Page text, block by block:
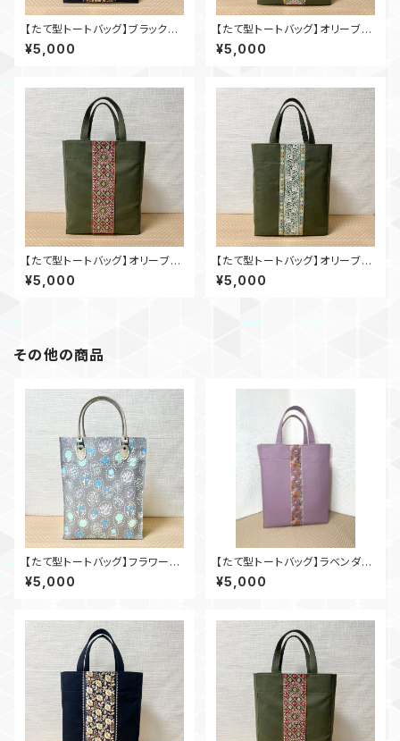
【たて型トートバッグ】ブラック×
インド刺繍_bl001
¥5,000
【たて型トートバッグ】オリーブ×
インド刺繍_ol003
¥5,000
【たて型トートバッグ】オリーブ×
インド刺繍_ol002
¥5,000
【たて型トートバッグ】オリーブ×
インド刺繍_ol001
¥5,000
その他の商品
【たて型トートバッグ】フラワーサ
ークル
¥5,000
【たて型トートバッグ】ラベンダー
×インド刺繍_la001
¥5,000